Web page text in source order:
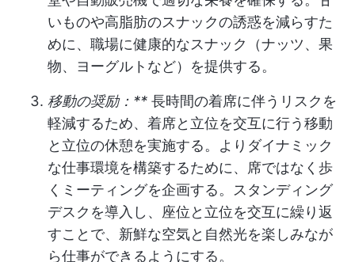
いものや高脂肪のスナックの誘惑を減らすた
めに、職場に健康的なスナック（ナッツ、果
物、ヨーグルトなど）を提供する。
移動の奨励：** 長時間の着席に伴うリスクを
軽減するため、着席と立位を交互に行う移動
と立位の休憩を実施する。よりダイナミック
な仕事環境を構築するために、席ではなく歩
くミーティングを企画する。スタンディング
デスクを導入し、座位と立位を交互に繰り返
すことで、新鮮な空気と自然光を楽しみなが
ら仕事ができるようにする。